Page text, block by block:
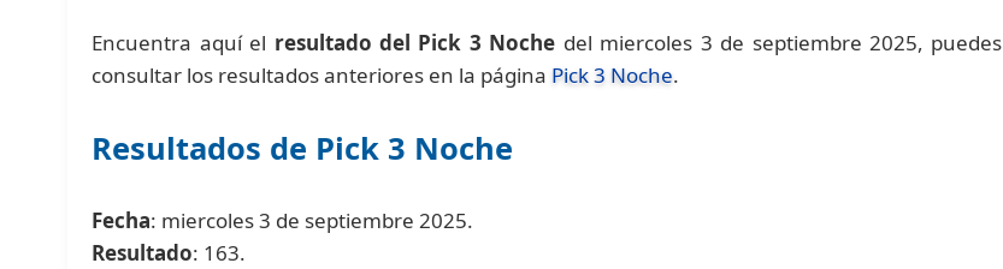
Encuentra aquí el resultado del Pick 3 Noche del miercoles 3 de septiembre 2025, puedes
consultar los resultados anteriores en la página Pick 3 Noche.
Resultados de Pick 3 Noche
Fecha: miercoles 3 de septiembre 2025.
Resultado: 163.